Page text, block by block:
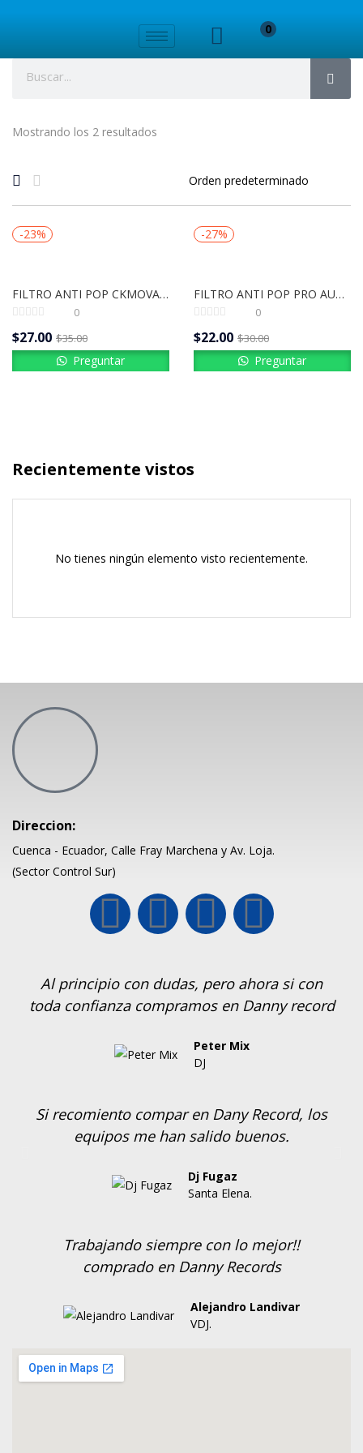
0
Mostrando los 2 resultados
-23%
FILTRO ANTI POP CKMOVA-SPS1
0
$27.00 $35.00
Preguntar
-27%
FILTRO ANTI POP PRO AUDIO
0
$22.00 $30.00
Preguntar
Recientemente vistos
No tienes ningún elemento visto recientemente.
Direccion:
Cuenca - Ecuador, Calle Fray Marchena y Av. Loja.
(Sector Control Sur)
Al principio con dudas, pero ahora si con
toda confianza compramos en Danny record
Peter Mix
DJ
Si recomiento compar en Dany Record, los
equipos me han salido buenos.
Dj Fugaz
Santa Elena.
Trabajando siempre con lo mejor!!
comprado en Danny Records
Alejandro Landivar
VDJ.